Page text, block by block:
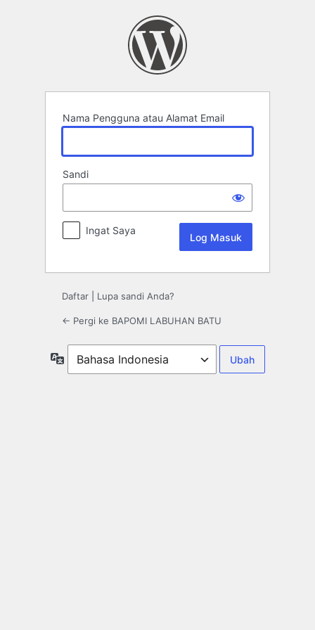
Nama Pengguna atau Alamat Email
Sandi
Ingat Saya
Daftar Lupa sandi Anda?
← Pergi ke BAPOMI LABUHAN BATU
Bahasa